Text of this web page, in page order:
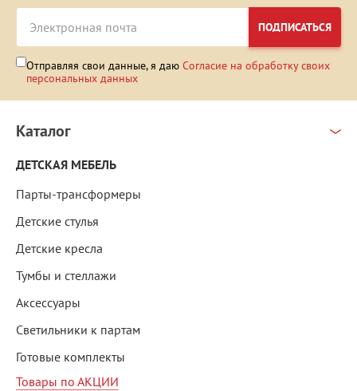
ПОДПИСАТЬСЯ
Отправляя свои данные, я даю Согласие на обработку своих
персональных данных
Каталог
ДЕТСКАЯ МЕБЕЛЬ
Парты-трансформеры
Детские стулья
Детские кресла
Тумбы и стеллажи
Аксессуары
Светильники к партам
Готовые комплекты
Товары по АКЦИИ